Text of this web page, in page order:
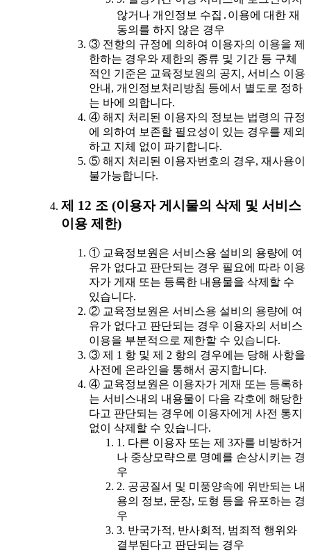
않거나 개인정보 수집․이용에 대한 재
동의를 하지 않은 경우
③ 전항의 규정에 의하여 이용자의 이용을 제
한하는 경우와 제한의 종류 및 기간 등 구체
적인 기준은 교육정보원의 공지, 서비스 이용
안내, 개인정보처리방침 등에서 별도로 정하
는 바에 의합니다.
④ 해지 처리된 이용자의 정보는 법령의 규정
에 의하여 보존할 필요성이 있는 경우를 제외
하고 지체 없이 파기합니다.
⑤ 해지 처리된 이용자번호의 경우, 재사용이
불가능합니다.
제 12 조 (이용자 게시물의 삭제 및 서비스
이용 제한)
① 교육정보원은 서비스용 설비의 용량에 여
유가 없다고 판단되는 경우 필요에 따라 이용
자가 게재 또는 등록한 내용물을 삭제할 수
있습니다.
② 교육정보원은 서비스용 설비의 용량에 여
유가 없다고 판단되는 경우 이용자의 서비스
이용을 부분적으로 제한할 수 있습니다.
③ 제 1 항 및 제 2 항의 경우에는 당해 사항을
사전에 온라인을 통해서 공지합니다.
④ 교육정보원은 이용자가 게재 또는 등록하
는 서비스내의 내용물이 다음 각호에 해당한
다고 판단되는 경우에 이용자에게 사전 통지
없이 삭제할 수 있습니다.
1. 다른 이용자 또는 제 3자를 비방하거
나 중상모략으로 명예를 손상시키는 경
우
2. 공공질서 및 미풍양속에 위반되는 내
용의 정보, 문장, 도형 등을 유포하는 경
우
3. 반국가적, 반사회적, 범죄적 행위와
결부된다고 판단되는 경우